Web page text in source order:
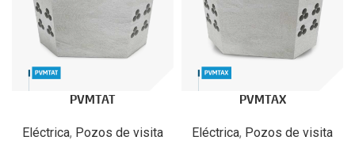
PVMTAT
Eléctrica, Pozos de visita
PVMTAX
Eléctrica, Pozos de visita